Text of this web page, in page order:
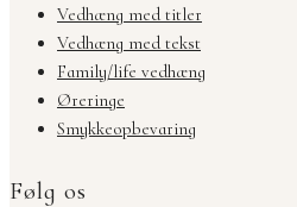
Vedhæng med titler
Vedhæng med tekst
Family/life vedhæng
Øreringe
Smykkeopbevaring
Følg os